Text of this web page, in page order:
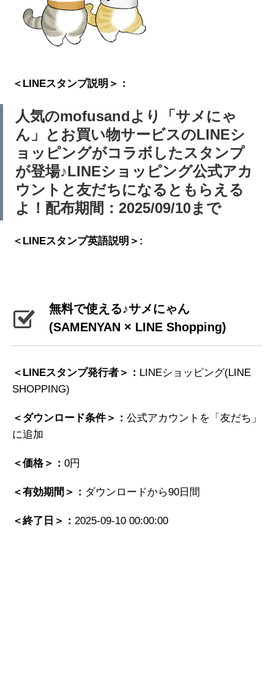
＜LINEスタンプ説明＞：
人気のmofusandより「サメにゃ
ん」とお買い物サービスのLINEシ
ョッピングがコラボしたスタンプ
が登場♪LINEショッピング公式アカ
ウントと友だちになるともらえる
よ！配布期間：2025/09/10まで
＜LINEスタンプ英語説明＞:
無料で使える♪サメにゃん
(SAMENYAN × LINE Shopping)
＜LINEスタンプ発行者＞： LINEショッピング(LINE
SHOPPING)
＜ダウンロード条件＞： 公式アカウントを「友だち」
に追加
＜価格＞： 0円
＜有効期間＞： ダウンロードから90日間
＜終了日＞： 2025-09-10 00:00:00